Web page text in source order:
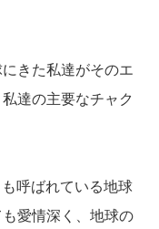
きた私達がそのエ
達の主要なチャク
呼ばれている地球
愛情深く、地球の